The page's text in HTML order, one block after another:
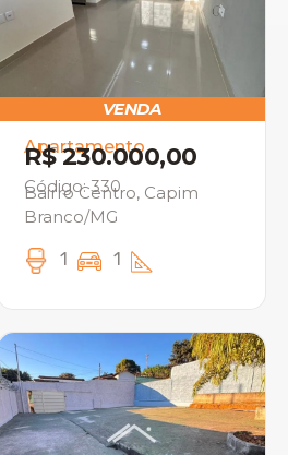
VENDA
Apartamento
R$ 230.000,00
Código: 330
Bairro Centro, Capim
Branco/MG
1 1